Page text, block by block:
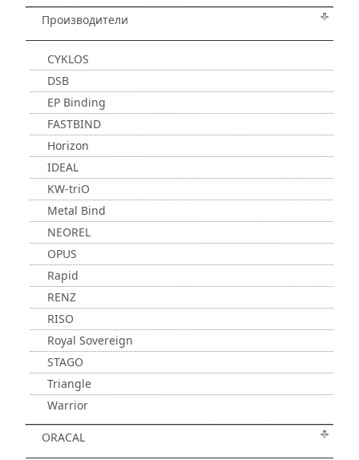
Производители
CYKLOS
DSB
EP Binding
FASTBIND
Horizon
IDEAL
KW-triO
Metal Bind
NEOREL
OPUS
Rapid
RENZ
RISO
Royal Sovereign
STAGO
Triangle
Warrior
ORACAL